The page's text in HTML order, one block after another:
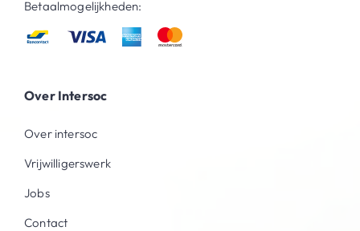
Betaalmogelijkheden:
Over Intersoc
Over intersoc
Vrijwilligerswerk
Jobs
Contact